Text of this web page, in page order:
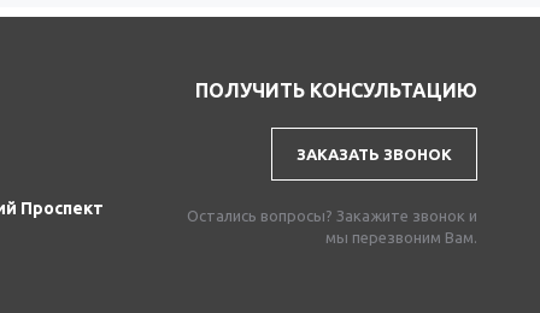
Проспект
ПОЛУЧИТЬ КОНСУЛЬТАЦИЮ
ЗАКАЗАТЬ ЗВОНОК
Остались вопросы? Закажите звонок и
мы перезвоним Вам.